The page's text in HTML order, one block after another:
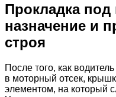
Прокладка
назначение и
строя
После того, как
в моторный отсек,
элементом, на который